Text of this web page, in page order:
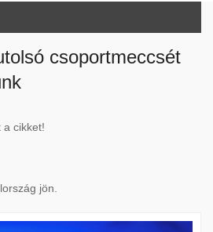
csoportmeccsét
a cikket!
jön.